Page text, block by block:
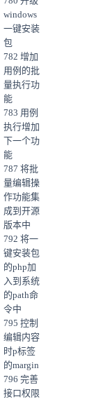
windows
一键安装
包
782 增加
用例的批
量执行功
能
783 用例
执行增加
下一个功
能
787 将批
量编辑操
作功能集
成到开源
版本中
792 将一
键安装包
的php加
入到系统
的path命
令中
795 控制
编辑内容
时p标签
的margin
796 完善
接口权限